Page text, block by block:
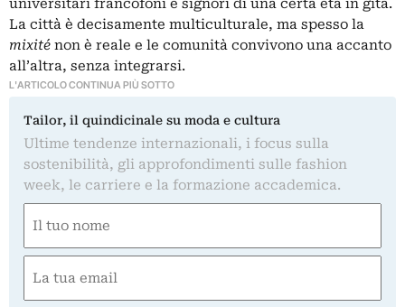
universitari francofoni e signori di una certa età in gita.
La città è decisamente multiculturale, ma spesso la
mixité non è reale e le comunità convivono una accanto
all’altra, senza integrarsi.
L'ARTICOLO CONTINUA PIÙ SOTTO
Tailor, il quindicinale su moda e cultura
Ultime tendenze internazionali, i focus sulla
sostenibilità, gli approfondimenti sulle fashion
week, le carriere e la formazione accademica.
(Required)
First
(Required)